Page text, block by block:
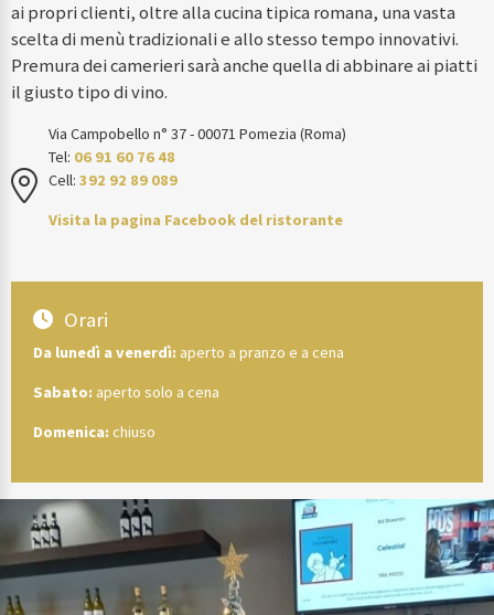
ai propri clienti, oltre alla cucina tipica romana, una vasta
scelta di menù tradizionali e allo stesso tempo innovativi.
Premura dei camerieri sarà anche quella di abbinare ai piatti
il giusto tipo di vino.
Via Campobello n° 37 - 00071 Pomezia (Roma)
Tel: 06 91 60 76 48
Cell: 392 92 89 089
Visita la pagina Facebook del ristorante
Orari
Da lunedì a venerdì: aperto a pranzo e a cena
Sabato: aperto solo a cena
Domenica: chiuso